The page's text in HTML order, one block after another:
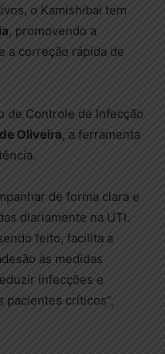
o Kamishibai tem
, promovendo a
a correção rápida de
de Controle de Infecção
Oliveira, a ferramenta
de forma clara e
diariamente na UTI.
feito, facilita a
às medidas
infecções e
pacientes críticos”,